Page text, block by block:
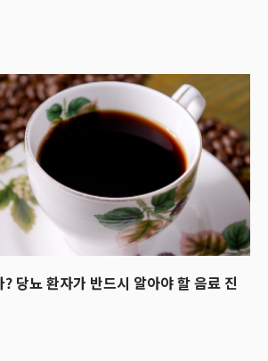
당뇨 환자가 반드시 알아야 할 음료 진